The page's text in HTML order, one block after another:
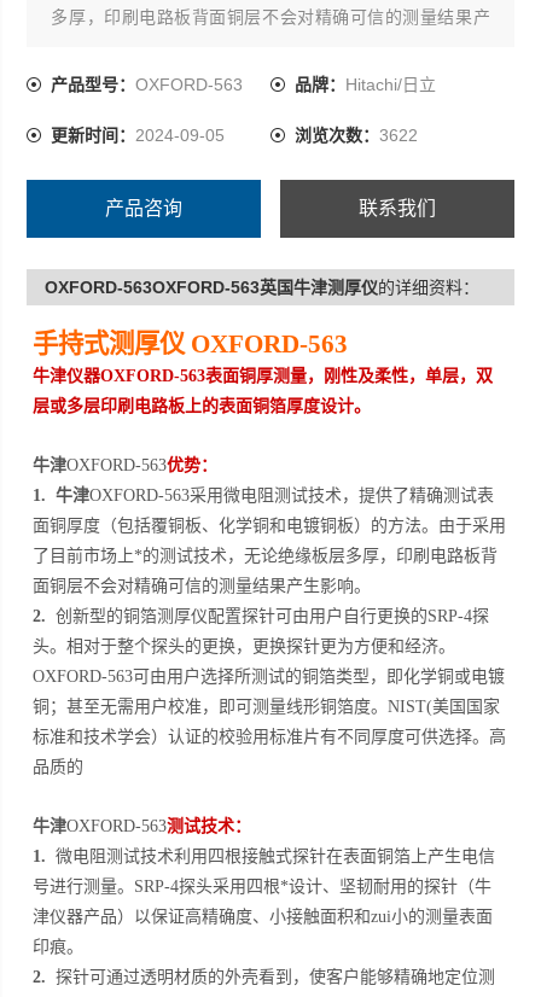
多厚，印刷电路板背面铜层不会对精确可信的测量结果产
产品型号：OXFORD-563 品牌： Hitachi/日立
更新时间： 2024-09-05 浏览次数： 3622
产品咨询 联系我们
OXFORD-563OXFORD-563英国牛津测厚仪的详细资料：
手持式测厚仪OXFORD-563
牛津仪器OXFORD-563表面铜厚测量，刚性及柔性，单层，双
层或多层印刷电路板上的表面铜箔厚度设计。
牛津OXFORD-563优势：
1. 牛津OXFORD-563采用微电阻测试技术，提供了精确测试表
面铜厚度（包括覆铜板、化学铜和电镀铜板）的方法。由于采用
了目前市场上*的测试技术，无论绝缘板层多厚，印刷电路板背
面铜层不会对精确可信的测量结果产生影响。
2.创新型的铜箔测厚仪配置探针可由用户自行更换的SRP-4探
头。相对于整个探头的更换，更换探针更为方便和经济。
OXFORD-563可由用户选择所测试的铜箔类型，即化学铜或电镀
铜；甚至无需用户校准，即可测量线形铜箔度。NIST(美国国家
标准和技术学会）认证的校验用标准片有不同厚度可供选择。高
品质的
牛津OXFORD-563测试技术：
1.微电阻测试技术利用四根接触式探针在表面铜箔上产生电信
号进行测量。 SRP-4探头采用四根*设计、坚韧耐用的探针（牛
津仪器产品）以保证高精确度、小接触面积和zui小的测量表面
印痕。
2.探针可通过透明材质的外壳看到，使客户能够精确地定位测